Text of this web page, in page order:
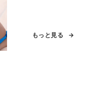
もっと見る